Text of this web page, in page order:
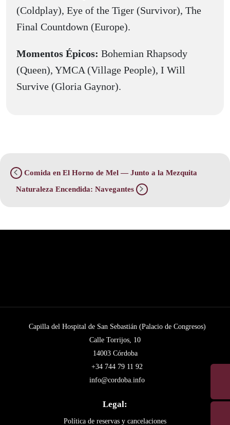
(Coldplay), Eye of the Tiger (Survivor), The
Final Countdown (Europe).
Momentos Épicos: Bohemian Rhapsody
(Queen), YMCA (Village People), I Will
Survive (Gloria Gaynor).
Comida en El Horno de Mel — Junto a la Mezquita
Naturaleza Encendida: Navegantes
Capilla del Hospital de San Sebastián (Palacio de Congresos)
Calle Torrijos, 10
14003 Córdoba
+34 744 79 11 92
info@cordoba.info
Legal:
Política de reservas y cancelaciones